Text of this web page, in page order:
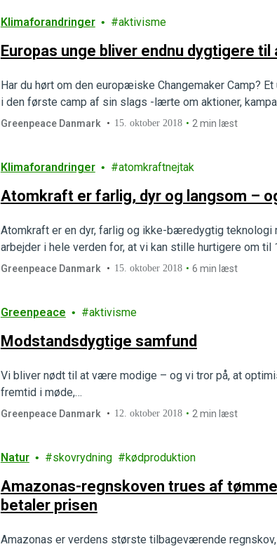
Klimaforandringer aktivisme
Europas unge bliver endnu dygtigere
Har du hørt om den europæiske Changemaker Camp?
i den første camp af sin slags -lærte om aktioner,
Greenpeace Danmark 15. oktober 2018 2 min læst
Klimaforandringer atomkraftnejtak
Atomkraft er farlig, dyr og langsom –
Atomkraft er en dyr, farlig og ikke-bæredygtig teknologi
arbejder i hele verden for, at vi kan stille hurtigere om til
Greenpeace Danmark 15. oktober 2018 6 min læst
Greenpeace aktivisme
Modstandsdygtige samfund
Vi bliver nødt til at være modige – og vi tror på, at
fremtid i møde,…
Greenpeace Danmark 12. oktober 2018 2 min læst
Natur skovrydning kødproduktion
Amazonas-regnskoven trues af
betaler prisen
Amazonas er verdens største tilbageværende